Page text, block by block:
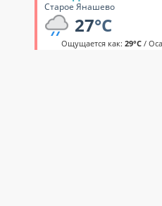
Старое Янашево
27°C
Ощущается как: 29°C/